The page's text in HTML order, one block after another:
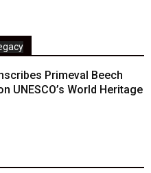
Primeval Beech
UNESCO’s World Heritage